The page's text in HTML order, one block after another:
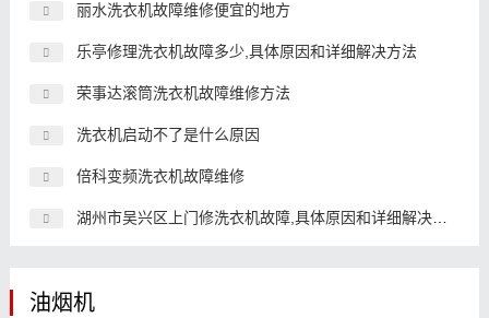
丽水洗衣机故障维修便宜的地方
乐亭修理洗衣机故障多少,具体原因和详细解决方法
荣事达滚筒洗衣机故障维修方法
洗衣机启动不了是什么原因
倍科变频洗衣机故障维修
湖州市吴兴区上门修洗衣机故障,具体原因和详细解决方法
油烟机